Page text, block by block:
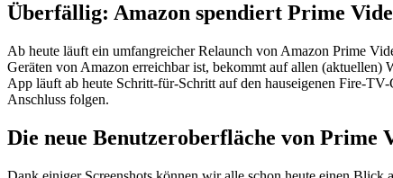
Überfällig: Amazon spendiert Prime
Ab heute läuft ein umfangreicher Relaunch von Amazon Prime
Geräten von Amazon erreichbar ist, bekommt auf allen (aktuellen)
App läuft ab heute Schritt-für-Schritt auf den hauseigenen Fire-
Anschluss folgen.
Die neue Benutzeroberfläche von